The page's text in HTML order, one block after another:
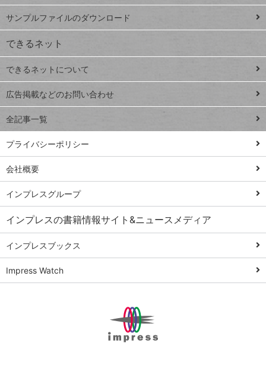
iPhone
VLOOKUP
close
閉じ
る
ジ
連載
Excel Q&A
トイアンナ流仕
事術
PowerAutomate
ではじめる業務
の完全自動化
AI議事録作成術
Windows 11
Q&A
Teams踏み込み
活用術
Excel講師の仕事
術
サンプルファイルのダウンロード
できるネット
できるネットについて
広告掲載などのお問い合わせ
全記事一覧
プライバシーポリシー
会社概要
インプレスグループ
インプレスの書籍情報サイト&ニュースメディア
インプレスブックス
Impress Watch